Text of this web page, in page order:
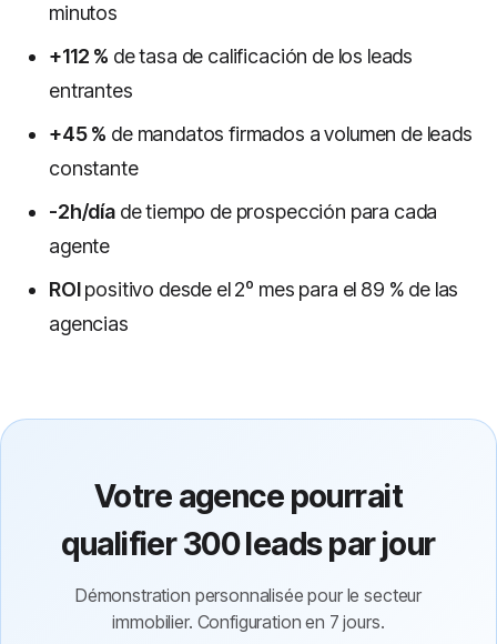
minutos
+112 % de tasa de calificación de los leads
entrantes
+45 % de mandatos firmados a volumen de leads
constante
-2h/díade tiempo de prospección para cada
agente
ROIpositivo desde el 2º mes para el 89 % de las
agencias
Votre agence pourrait
qualifier 300 leads par jour
Démonstration personnalisée pour le secteur
immobilier. Configuration en 7 jours.